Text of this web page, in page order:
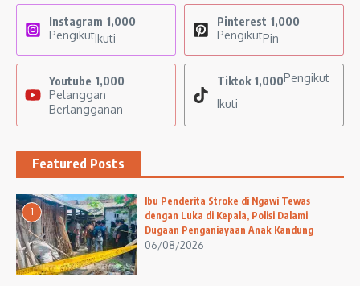
Instagram 1,000
PengikutIkuti
Pinterest 1,000
PengikutPin
Youtube 1,000
Pelanggan
Berlangganan
Tiktok 1,000Pengikut
Ikuti
Featured Posts
1
Ibu Penderita Stroke di Ngawi Tewas
dengan Luka di Kepala, Polisi Dalami
Dugaan Penganiayaan Anak Kandung
06/08/2026